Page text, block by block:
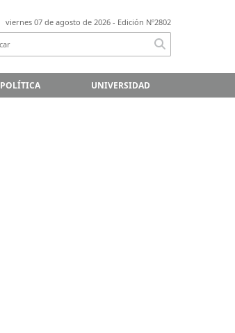
viernes 07 de agosto de 2026 - Edición Nº2802
POLÍTICA UNIVERSIDAD